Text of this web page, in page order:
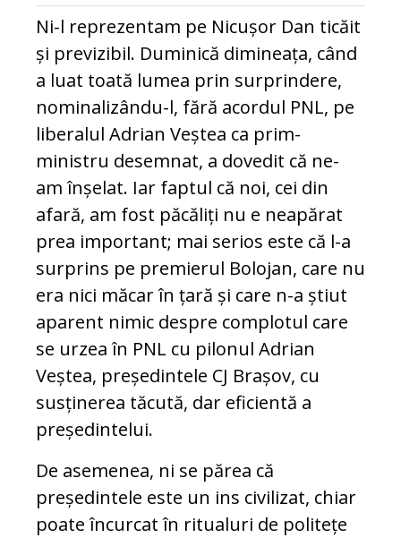
Ni-l reprezentam pe Nicușor Dan ticăit
și previzibil. Duminică dimineața, când
a luat toată lumea prin surprindere,
nominalizându-l, fără acordul PNL, pe
liberalul Adrian Veștea ca prim-
ministru desemnat, a dovedit că ne-
am înșelat. Iar faptul că noi, cei din
afară, am fost păcăliți nu e neapărat
prea important; mai serios este că l-a
surprins pe premierul Bolojan, care nu
era nici măcar în țară și care n-a știut
aparent nimic despre complotul care
se urzea în PNL cu pilonul Adrian
Veștea, președintele CJ Brașov, cu
susținerea tăcută, dar eficientă a
președintelui.
De asemenea, ni se părea că
președintele este un ins civilizat, chiar
poate încurcat în ritualuri de politețe